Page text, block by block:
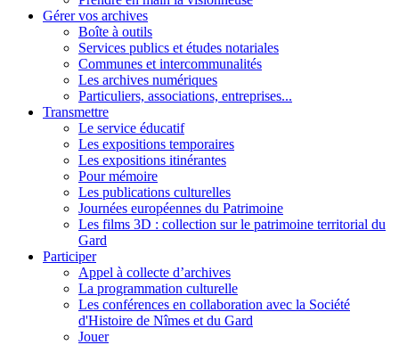
Gérer vos archives
Boîte à outils
Services publics et études notariales
Communes et intercommunalités
Les archives numériques
Particuliers, associations, entreprises...
Transmettre
Le service éducatif
Les expositions temporaires
Les expositions itinérantes
Pour mémoire
Les publications culturelles
Journées européennes du Patrimoine
Les films 3D : collection sur le patrimoine territorial du
Gard
Participer
Appel à collecte d’archives
La programmation culturelle
Les conférences en collaboration avec la Société
d'Histoire de Nîmes et du Gard
Jouer